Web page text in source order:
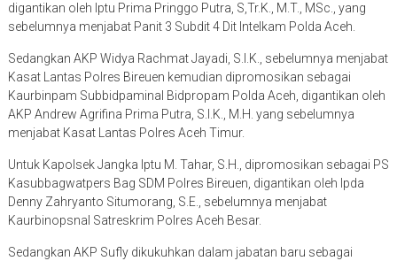
digantikan oleh Iptu Prima Pringgo Putra, S,Tr.K., M.T., MSc., yang
sebelumnya menjabat Panit 3 Subdit 4 Dit Intelkam Polda Aceh.
Sedangkan AKP Widya Rachmat Jayadi, S.I.K., sebelumnya menjabat
Kasat Lantas Polres Bireuen kemudian dipromosikan sebagai
Kaurbinpam Subbidpaminal Bidpropam Polda Aceh, digantikan oleh
AKP Andrew Agrifina Prima Putra, S.I.K., M.H. yang sebelumnya
menjabat Kasat Lantas Polres Aceh Timur.
Untuk Kapolsek Jangka Iptu M. Tahar, S.H., dipromosikan sebagai PS
Kasubbagwatpers Bag SDM Polres Bireuen, digantikan oleh Ipda
Denny Zahryanto Situmorang, S.E., sebelumnya menjabat
Kaurbinopsnal Satreskrim Polres Aceh Besar.
Sedangkan AKP Sufly dikukuhkan dalam jabatan baru sebagai